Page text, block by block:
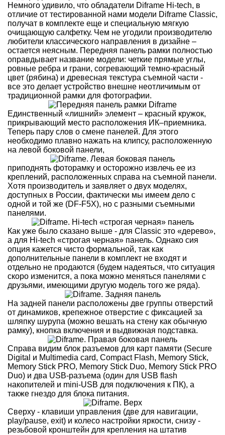
Немного удивило, что обладатели Diframe Hi-tech, в
отличие от тестированной нами модели Diframe Classic,
получат в комплекте еще и специальную мягкую
очищающую салфетку. Чем не угодили производителю
любители классического направления в дизайне –
остается неясным. Передняя панель рамки полностью
оправдывает название модели: четкие прямые углы,
ровные ребра и грани, согревающий темно-красный
цвет (рябина) и древесная текстура съемной части -
все это делает устройство внешне неотличимым от
традиционной рамки для фотографии.
Единственный «лишний» элемент – красный кружок,
прикрывающий место расположения ИК–приемника.
Теперь пару слов о смене панелей. Для этого
необходимо плавно нажать на клипсу, расположенную
на левой боковой панели,
приподнять фоторамку и осторожно извлечь ее из
креплений, расположенных справа на съемной панели.
Хотя производитель и заявляет о двух моделях,
доступных в России, фактически мы имеем дело с
одной и той же (DF-F5X), но с разными съемными
панелями.
Как уже было сказано выше - для Classic это «дерево»,
а для Hi-tech «строгая черная» панель. Однако сия
опция кажется чисто формальной, так как
дополнительные панели в комплект не входят и
отдельно не продаются (будем надеяться, что ситуация
скоро изменится, а пока можно меняться панелями с
друзьями, имеющими другую модель того же ряда).
На задней панели расположены две группы отверстий
от динамиков, крепежное отверстие с фиксацией за
шляпку шурупа (можно вешать на стену как обычную
рамку), кнопка включения и выдвижная подставка.
Справа видим блок разъемов для карт памяти (Secure
Digital и Multimedia card, Compact Flash, Memory Stick,
Memory Stick PRO, Memory Stick Duo, Memory Stick PRO
Duo) и два USB-разъема (один для USB flash
накопителей и mini-USB для подключения к ПК), а
также гнездо для блока питания.
Сверху - клавиши управления (две для навигации,
play/pause, exit) и колесо настройки яркости, снизу -
резьбовой кронштейн для крепления на штатив